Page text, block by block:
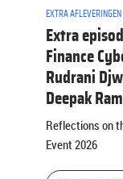
EXTRA AFLEVERINGEN
Extra
Finance
Rudrani
Deepak
Reflections on
Event 2026